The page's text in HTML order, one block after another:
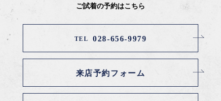
ご試着の予約はこちら
TEL 028-656-9979
来店予約フォーム